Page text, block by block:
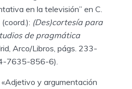
en la televisión” en C.
(Des)cortesía para
de pragmática
Arco/Libros, págs. 233-
7635-856-6).
y argumentación